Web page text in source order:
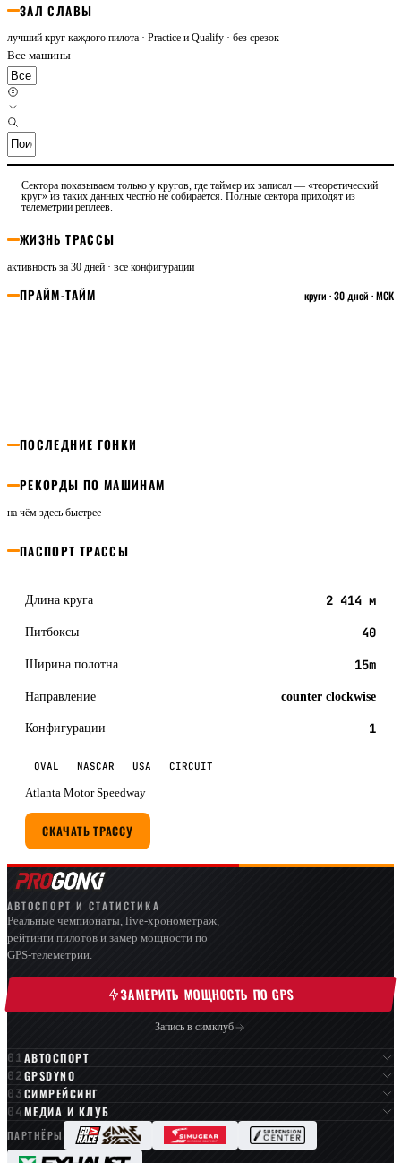
ЗАЛ СЛАВЫ
лучший круг каждого пилота · Practice и Qualify · без срезок
Все машины
Сектора показываем только у кругов, где таймер их записал — «теоретический
круг» из таких данных честно не собирается. Полные сектора приходят из
телеметрии реплеев.
ЖИЗНЬ ТРАССЫ
активность за 30 дней · все конфигурации
ПРАЙМ-ТАЙМ круги · 30 дней · МСК
ПОСЛЕДНИЕ ГОНКИ
РЕКОРДЫ ПО МАШИНАМ
на чём здесь быстрее
ПАСПОРТ ТРАССЫ
Длина круга 2 414 м
Питбоксы 40
Ширина полотна 15m
Направление counter clockwise
Конфигурации 1
OVAL NASCAR USA CIRCUIT
Atlanta Motor Speedway
СКАЧАТЬ ТРАССУ
АВТОСПОРТ И СТАТИСТИКА
Реальные чемпионаты, live-хронометраж,
рейтинги пилотов и замер мощности по
GPS-телеметрии.
ЗАМЕРИТЬ МОЩНОСТЬ ПО GPS
Запись в симклуб
АВТОСПОРТ
GPSDYNO
СИМРЕЙСИНГ
МЕДИА И КЛУБ
ПАРТНЁРЫ